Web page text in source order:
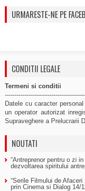
URMARESTE-NE PE
CONDITII LEGALE
Termeni si conditii
Datele cu caracter
un operator autorizat
Supraveghere a Prelucrarii
NOUTATI
“Antreprenor pentru o zi
dezvoltarea spiritului
“Serile Filmului de
prin Cinema si Dialog 14/